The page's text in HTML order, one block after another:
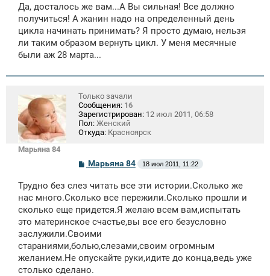
Да, досталось же вам...А Вы сильная! Все должно
получиться! А жанин надо на определенный день
цикла начинать принимать? Я просто думаю, нельзя
ли таким образом вернуть цикл. У меня месячные
были аж 28 марта...
Марьяна 84
Только зачали
Сообщения: 16
Зарегистрирован: 12 июл 2011, 06:58
Пол: Женский
Откуда: Красноярск
С
о
б
щ
н
и
Марьяна 84 18 июл 2011, 11:22
Трудно без слез читать все эти истории.Сколько же
нас много.Сколько все пережили.Сколько прошли и
сколько еще придется.Я желаю всем вам,испытать
это материнское счастье,вы все его безусловно
заслужили.Своими
стараниями,болью,слезами,своим огромным
желанием.Не опускайте руки,идите до конца,ведь уже
столько сделано.